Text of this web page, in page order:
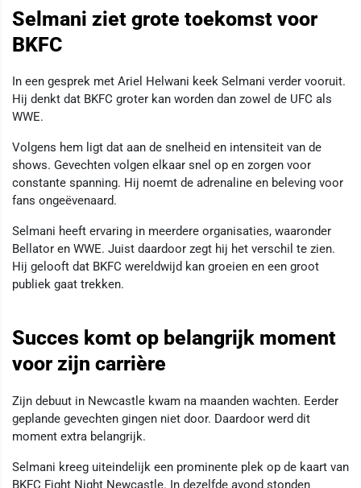
Selmani ziet grote toekomst voor
BKFC
In een gesprek met Ariel Helwani keek Selmani verder vooruit.
Hij denkt dat BKFC groter kan worden dan zowel de UFC als
WWE.
Volgens hem ligt dat aan de snelheid en intensiteit van de
shows. Gevechten volgen elkaar snel op en zorgen voor
constante spanning. Hij noemt de adrenaline en beleving voor
fans ongeëvenaard.
Selmani heeft ervaring in meerdere organisaties, waaronder
Bellator en WWE. Juist daardoor zegt hij het verschil te zien.
Hij gelooft dat BKFC wereldwijd kan groeien en een groot
publiek gaat trekken.
Succes komt op belangrijk moment
voor zijn carrière
Zijn debuut in Newcastle kwam na maanden wachten. Eerder
geplande gevechten gingen niet door. Daardoor werd dit
moment extra belangrijk.
Selmani kreeg uiteindelijk een prominente plek op de kaart van
BKFC Fight Night Newcastle. In dezelfde avond stonden